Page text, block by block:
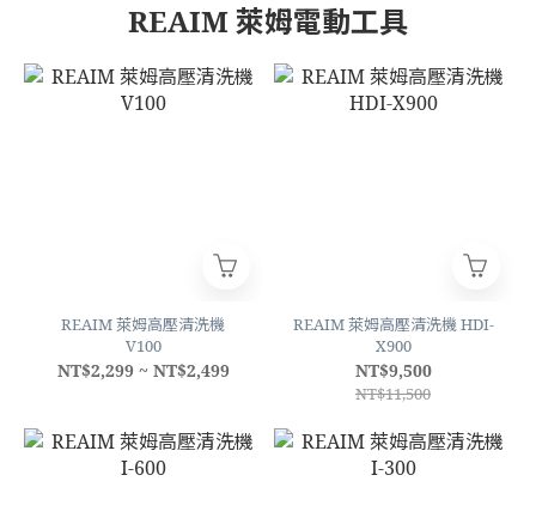
REAIM 萊姆電動工具
REAIM 萊姆高壓清洗機
V100
NT$2,299 ~ NT$2,499
REAIM 萊姆高壓清洗機 HDI-
X900
NT$9,500
NT$11,500